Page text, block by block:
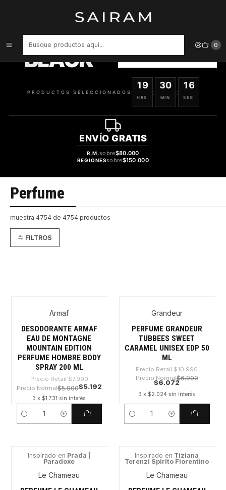
0
BLACK VER OFERTAS
PRODUCTOS SELECCIONADOS
19
HRS
:
30
MIN
:
15
SEG
ENVÍO GRATIS
R.M.sobre$80.000
REGIONESsobre$150.000
Perfume
muestra 4754 de 4754 productos
FILTROS
Armaf
DESODORANTE ARMAF
EAU DE MONTAGNE
MOUNTAIN EDITION
PERFUME HOMBRE BODY
SPRAY 200 ML
Precio Retail $7.990
Precio Normal$5.900$5.192
3 x $1.731 sin interés
Cantidad
Grandeur
PERFUME GRANDEUR
TUBBEES SWEET
CARAMEL UNISEX EDP 50
ML
Precio Retail $10.990
Precio Normal$6.900
$6.072
3 x $2.024 sin interés
Cantidad
Inspirado en Prada |
Paradoxe
Le Chameau
-32%
Inspirado en Tiziana
Terenzi Spirito Fiorentino
Le Chameau